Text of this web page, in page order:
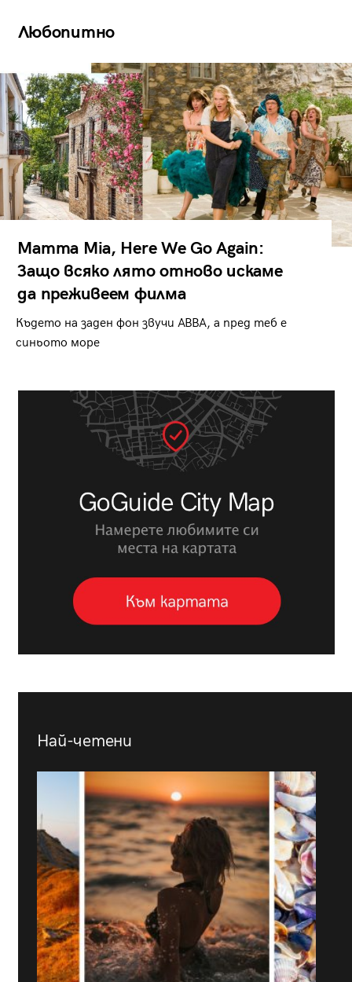
Любопитно
Mamma Mia, Here We Go Again:
Защо всяко лято отново искаме
да преживеем филма
Където на заден фон звучи ABBA, а пред теб е
синьото море
Най-четени